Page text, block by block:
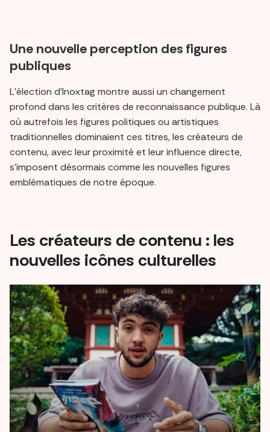
Une nouvelle perception des figures
publiques
L’élection d’Inoxtag montre aussi un changement
profond dans les critères de reconnaissance publique. Là
où autrefois les figures politiques ou artistiques
traditionnelles dominaient ces titres, les créateurs de
contenu, avec leur proximité et leur influence directe,
s’imposent désormais comme les nouvelles figures
emblématiques de notre époque.
Les créateurs de contenu : les
nouvelles icônes culturelles